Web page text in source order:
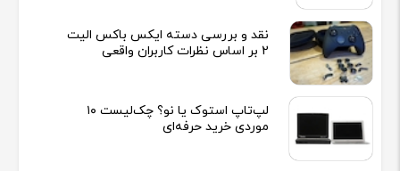
نقد و بررسی دسته ایکس باکس الیت
2 بر اساس نظرات کاربران واقعی
لپ‌تاپ استوک یا نو؟ چک‌لیست ۱۰
موردی خرید حرفه‌ای